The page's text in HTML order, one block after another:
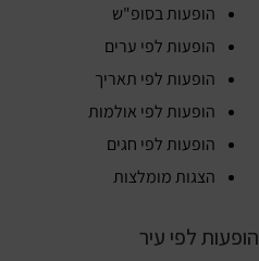
הופעות בסופ"ש
הופעות לפי ערים
הופעות לפי תאריך
הופעות לפי אולמות
הופעות לפי חגים
הצגות מומלצות
הופעות לפי עיר